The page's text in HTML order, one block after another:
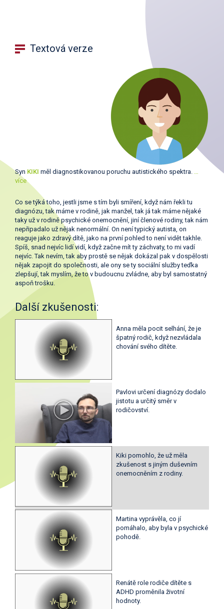
Textová verze
Syn KIKI měl diagnostikovanou poruchu autistického spektra.
více
Co se týká toho, jestli jsme s tím byli smíření, když nám řekli tu
diagnózu, tak máme v rodině, jak manžel, tak já tak máme nějaké
taky už v rodině psychické onemocnění, jiní členové rodiny, tak nám
nepřipadalo už nějak nenormální. On není typický autista, on
reaguje jako zdravý dítě, jako na první pohled to není vidět takhle.
Spíš, snad nejvíc lidí vidí, když začne mít ty záchvaty, to mi vadí
nejvíc. Tak nevím, tak aby prostě se nějak dokázal pak v dospělosti
nějak zapojit do společnosti, ale ony se ty sociální služby teďka
zlepšují, tak myslím, že to v budoucnu zvládne, aby byl samostatný
aspoň trošku.
Další zkušenosti:
Anna měla pocit selhání, že je
špatný rodič, když nezvládala
chování svého dítěte.
Pavlovi určení diagnózy dodalo
jistotu a určitý směr v
rodičovství.
Kiki pomohlo, že už měla
zkušenost s jiným duševním
onemocněním z rodiny.
Martina vyprávěla, co jí
pomáhalo, aby byla v psychické
pohodě.
Renátě role rodiče dítěte s
ADHD proměnila životní
hodnoty.